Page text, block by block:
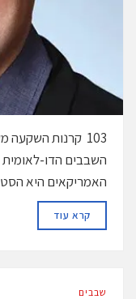
103 קרנות
השבבים הדו-
האמריקאים היא
קרא עודDETAILS
‫שבבים‬